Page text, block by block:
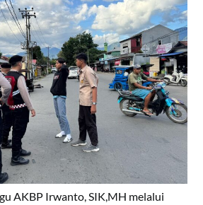
AKBP Irwanto, SIK,MH melalui